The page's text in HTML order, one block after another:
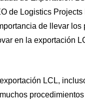
de Logistics
de llevar los
en la exportación
LCL,